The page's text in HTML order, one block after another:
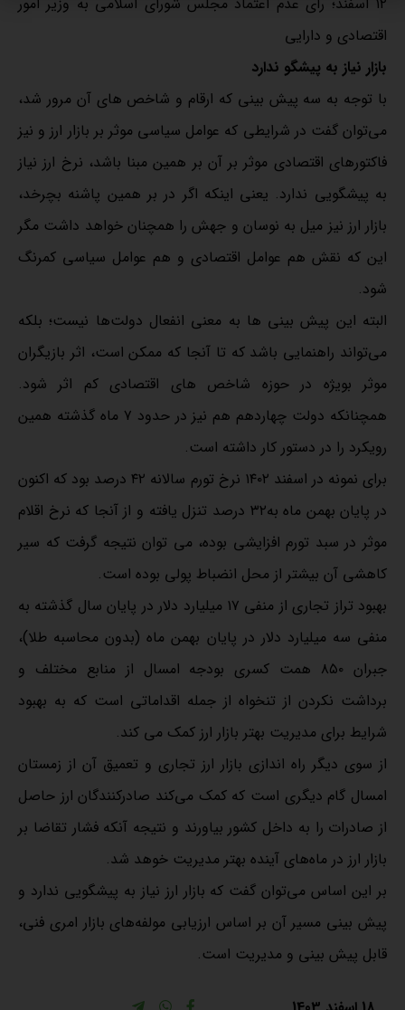
اقتصادی و دارایی
بازار نیاز به پیشگو ندارد
با توجه به سه پیش بینی که ارقام و شاخص های آن مرور شد،
می‌توان گفت در شرایطی که عوامل سیاسی موثر بر بازار ارز و نیز
فاکتورهای اقتصادی موثر بر آن بر همین مبنا باشد، نرخ ارز نیاز
به پیشگویی ندارد. یعنی اینکه اگر در بر همین پاشنه بچرخد،
بازار ارز نیز میل به نوسان و جهش را همچنان خواهد داشت مگر
این که نقش هم عوامل اقتصادی و هم عوامل سیاسی کمرنگ
شود.
البته این پیش بینی ها به معنی انفعال دولت‌ها نیست؛ بلکه
می‌تواند راهنمایی باشد که تا آنجا که ممکن است، اثر بازیگران
موثر بویژه در حوزه شاخص های اقتصادی کم اثر شود.
همچنانکه دولت چهاردهم هم نیز در حدود ۷ ماه گذشته همین
رویکرد را در دستور کار داشته است.
برای نمونه در اسفند ۱۴۰۲ نرخ تورم سالانه ۴۲ درصد بود که اکنون
در پایان بهمن ماه به۳۲ درصد تنزل یافته و از آنجا که نرخ اقلام
موثر در سبد تورم افزایشی بوده، می توان نتیجه گرفت که سیر
کاهشی آن بیشتر از محل انضباط پولی بوده است.
بهبود تراز تجاری از منفی ۱۷ میلیارد دلار در پایان سال گذشته به
منفی سه میلیارد دلار در پایان بهمن ماه (بدون محاسبه طلا)،
جبران ۸۵۰ همت کسری بودجه امسال از منابع مختلف و
برداشت نکردن از تنخواه از جمله اقداماتی است که به بهبود
شرایط برای مدیریت بهتر بازار ارز کمک می کند.
از سوی دیگر راه اندازی بازار ارز تجاری و تعمیق آن از زمستان
امسال گام دیگری است که کمک می‌کند صادرکنندگان ارز حاصل
از صادرات را به داخل کشور بیاورند و نتیجه آنکه فشار تقاضا بر
بازار ارز در ماه‌های آینده بهتر مدیریت خوهد شد.
بر این اساس می‌توان گفت که بازار ارز نیاز به پیشگویی ندارد و
پیش بینی مسیر آن بر اساس ارزیابی مولفه‌های بازار امری فنی،
قابل پیش بینی و مدیریت است.